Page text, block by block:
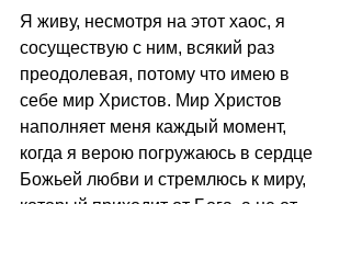
Я живу, несмотря на этот хаос, я
сосуществую с ним, всякий раз
преодолевая, потому что имею в
себе мир Христов. Мир Христов
наполняет меня каждый момент,
когда я верою погружаюсь в сердце
Божьей любви и стремлюсь к миру,
который приходит от Бога, а не от